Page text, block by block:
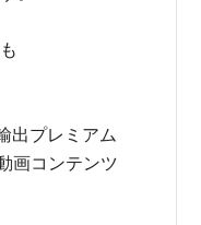
出プレミアム
画コンテンツ